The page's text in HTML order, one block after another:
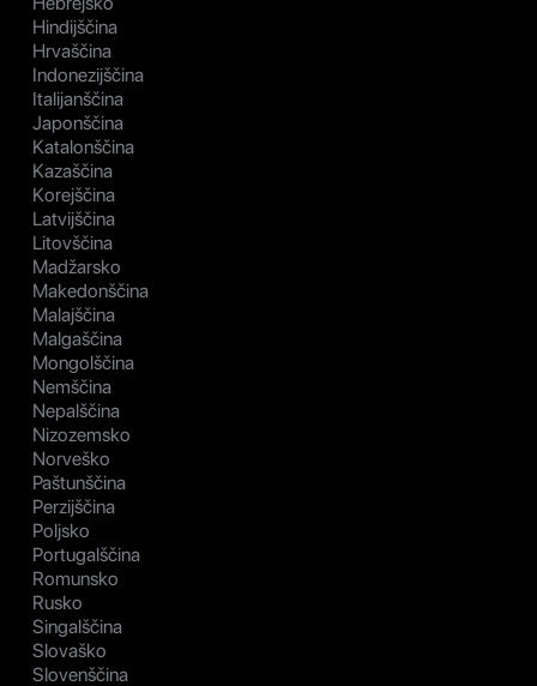
Hindijščina
Hrvaščina
Indonezijščina
Italijanščina
Japonščina
Katalonščina
Kazaščina
Korejščina
Latvijščina
Litovščina
Madžarsko
Makedonščina
Malajščina
Malgaščina
Mongolščina
Nemščina
Nepalščina
Nizozemsko
Norveško
Paštunščina
Perzijščina
Poljsko
Portugalščina
Romunsko
Rusko
Singalščina
Slovaško
Slovenščina